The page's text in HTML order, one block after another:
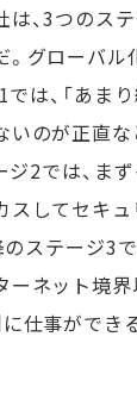
、3つのス
グローバル
は、「あまり
のが正直な
2では、ま
スしてセキ
ステージ3
ーネット境
仕事ができ